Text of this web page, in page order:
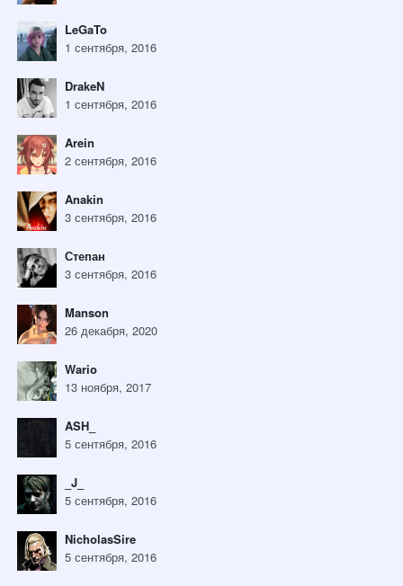
LeGaTo
1 сентября, 2016
DrakeN
1 сентября, 2016
Arein
2 сентября, 2016
Anakin
3 сентября, 2016
Степан
3 сентября, 2016
Manson
26 декабря, 2020
Wario
13 ноября, 2017
ASH_
5 сентября, 2016
_J_
5 сентября, 2016
NicholasSire
5 сентября, 2016